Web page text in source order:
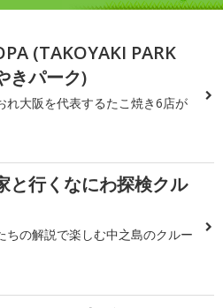
(TAKOYAKI PARK
きパーク)
れ大阪を代表するたこ焼き6店が
と行くなにわ探検クル
ちの解説で楽しむ中之島のクルー